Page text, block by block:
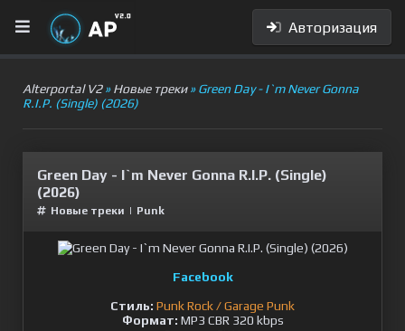
Авторизация
Alterportal V2»Новые треки» Green Day - I`m Never Gonna
R.I.P. (Single) (2026)
Green Day - I`m Never Gonna R.I.P. (Single)
(2026)
Новые треки | Punk
Facebook
Стиль: Punk Rock / Garage Punk
Формат: MP3 CBR 320 kbps